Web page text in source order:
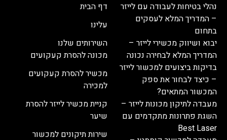
נהלי בטיחות לעבודה עם לייזר
– המדריך המלא לעסקים
בתחום
יבוא ושיווק מכשירי לייזר –
המדריך המלא לבחירה נכונה
בדיקות ביצועים למכשור לייזר
– כיצד לבחור את ספק
המכשור המתאים?
מעבדה לתיקון מכונות לייזר –
השגת פתרונות מתקדמים עם
Best Laser
דף הבית
עלינו
השירותים שלנו
מכונה להסרת קעקועים
מכשיר להסרת קעקועים
למכירה
קניית מכשיר לייזר להסרת
שיער
שירות תיקונים למכשור